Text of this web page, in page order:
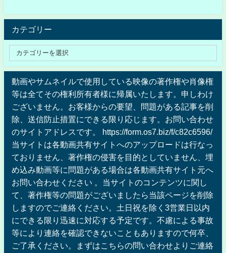
カテゴリー
動画やサムネイルで使用している映像の著作権や肖像権
等は全てその権利所有者様に帰属いたします。申しわけ
ございません。お客様からの要望、問題がある記事を削
除、送信防止措置にできる限り応じます。お問い合わせ
のサイトアドレスです。 https://form.os7.biz/f/c82c6596/
当サイトは各動画共有サイトへのアップロードは行なっ
ておりません、著作権の侵害を目的としていません、埋
め込み動画等に問題がある場合は各動画共有サイト元へ
お問い合わせください 。当サイトのコンテンツに関し
て、著作権等の問題がございましたら当該ページを削除
しますのでご連絡ください。土日祝を除く3営業日以内
にできる限り迅速に対応する予定です。不慮による事故
等により連絡を確認できないこともありますので何卒、
ご了承ください。まずはこちらの問い合わせよりご連絡